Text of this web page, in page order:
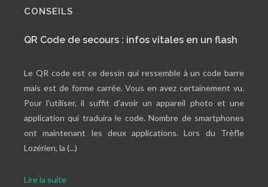
CONSEILS
QR Code de secours : infos vitales en un flash
Le QR code est ce dessin qui ressemble à un code barre
mais est de forme carrée. Vous en avez certainement vu.
Pour l'utiliser, il suffit d’avoir un appareil photo et une
application qui traduira le code. Nombre de smartphones
ont maintenant les deux applications. Lors du Trèfle
Lozérien, la (...)
Lire la suite